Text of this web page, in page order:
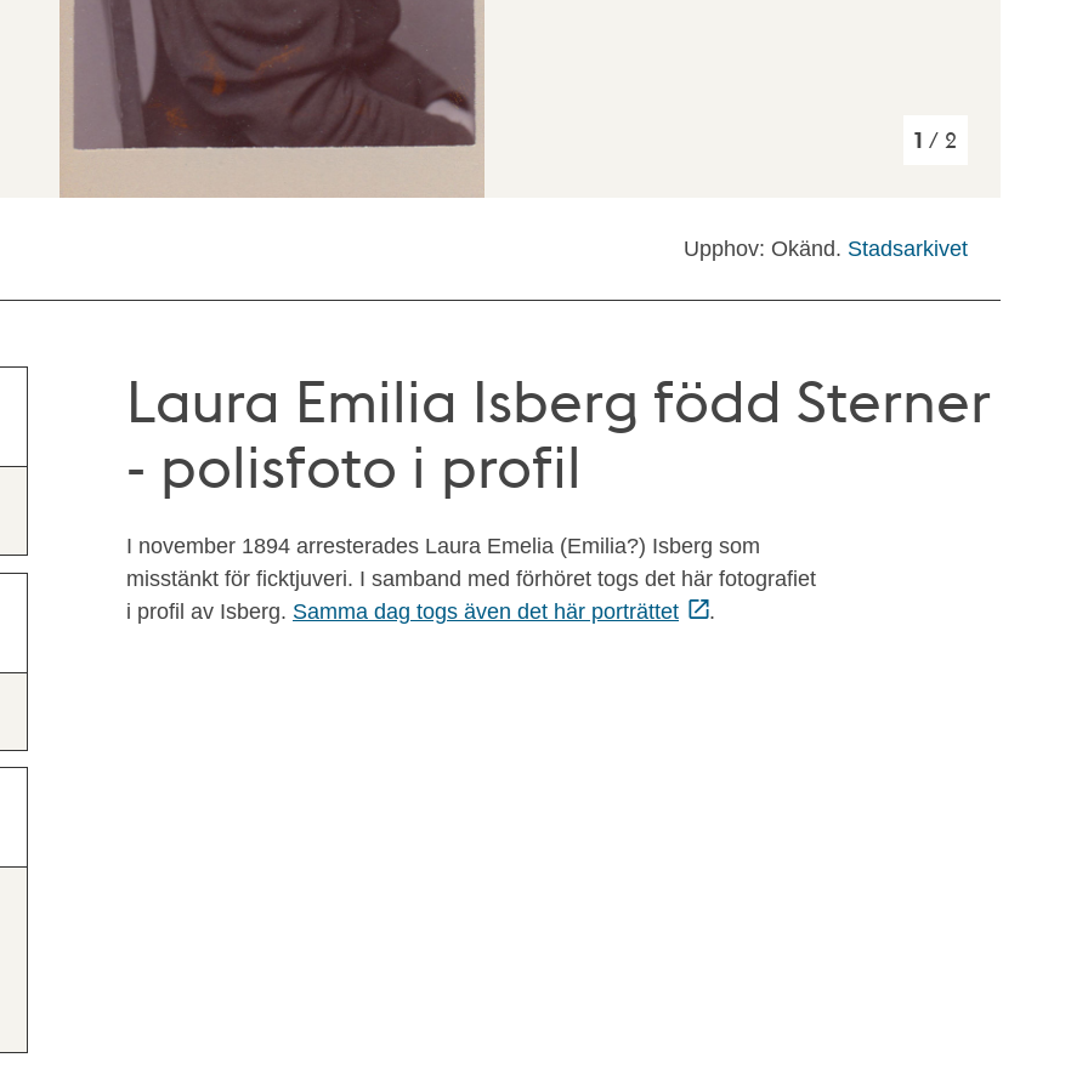
1 / 2
Upphov: Okänd. Stadsarkivet
Laura Emilia Isberg född Sterner
- polisfoto i profil
I november 1894 arresterades Laura Emelia (Emilia?) Isberg som
misstänkt för ficktjuveri. I samband med förhöret togs det här fotografiet
i profil av Isberg. Samma dag togs även det här porträttet .